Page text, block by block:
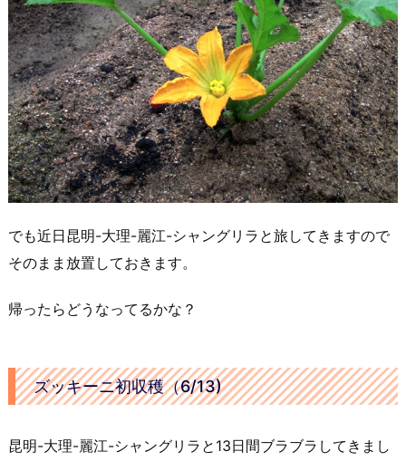
でも近日昆明-大理-麗江-シャングリラと旅してきますので
そのまま放置しておきます。
帰ったらどうなってるかな？
ズッキーニ初収穫（6/13)
昆明-大理-麗江-シャングリラと13日間ブラブラしてきまし